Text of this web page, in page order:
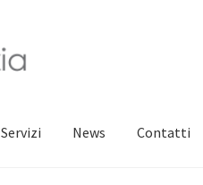
Servizi News Contatti